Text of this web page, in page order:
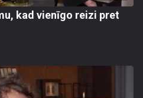
kad vienīgo reizi pret